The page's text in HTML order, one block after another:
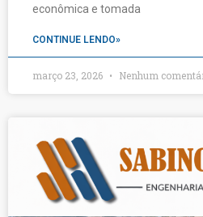
econômica e tomada
CONTINUE LENDO»
março 23, 2026 Nenhum